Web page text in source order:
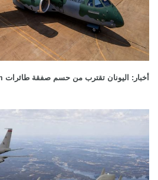
أخبار: اليونان تقترب من حسم صفقة طائرات C-390 Millennium البرازيلية